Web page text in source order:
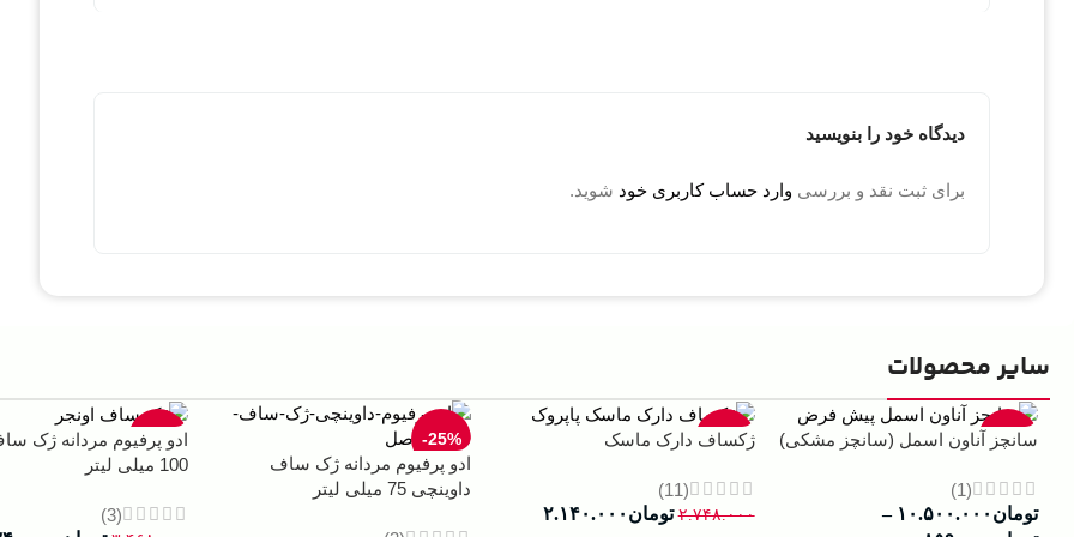
دیدگاه خود را بنویسید
برای ثبت نقد و بررسی وارد حساب کاربری خود شوید.
سایر محصولات
-13%
سانچز آناون اسمل (سانچز مشکی)
(1)
تومان ۱۰.۵۰۰.۰۰۰ –
-22%
ژکساف دارک ماسک
(11)
۲.۷۴۸.۰۰۰ تومان ۲.۱۴۰.۰۰۰
-25%
ادو پرفیوم مردانه ژک ساف
داوینچی 75 میلی لیتر
-33%
ادو پرفیوم مردانه ژک
100 میلی لیتر
(3)